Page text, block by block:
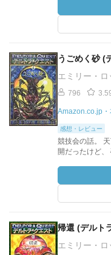
うごめく砂 (
エミリー・
796
Amazon.co.jp・
感想・レビュー
競技会の話。
開だったけど、
帰還 (デルト
エミリー・